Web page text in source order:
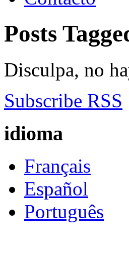
Posts
Disculpa, no
Subscribe RSS
idioma
Français
Español
Português